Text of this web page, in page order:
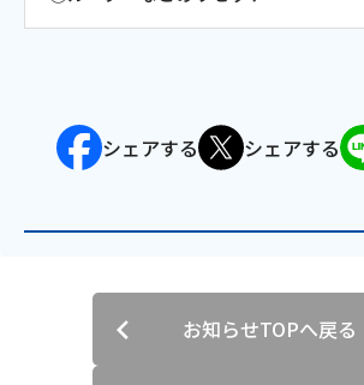
サイトマップ
放送基準
安全・安心マーク
安全・安心ガイド
シェアする シェアする
お知らせTOPへ戻る